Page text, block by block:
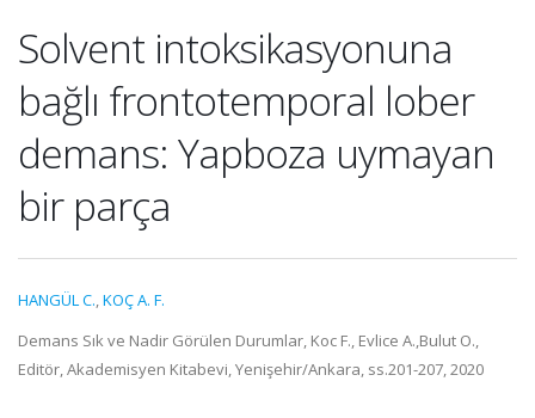
Solvent intoksikasyonuna
bağlı frontotemporal lober
demans: Yapboza uymayan
bir parça
HANGÜL C.,KOÇ A. F.
Demans Sık ve Nadir Görülen Durumlar, Koc F., Evlice A.,Bulut O.,
Editör, Akademisyen Kitabevi, Yenişehir/Ankara, ss.201-207, 2020